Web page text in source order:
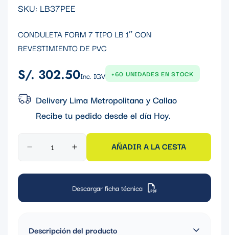
SKU: LB37PEE
CONDULETA FORM 7 TIPO LB 1″ CON
REVESTIMIENTO DE PVC
Precio
S/. 302.50Inc. IGV +60 UNIDADES EN STOCK
Delivery Lima Metropolitana y Callao
Recibe tu pedido desde el día Hoy.
AÑADIR A LA CESTA
Descargar ficha técnica
Descripción del producto